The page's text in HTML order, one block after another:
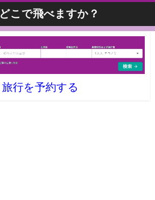
どこで飛べますか？
旅行を予約する